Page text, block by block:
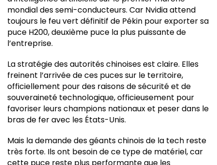
mondial des semi-conducteurs. Car Nvidia attend
toujours le feu vert définitif de Pékin pour exporter sa
puce H200, deuxième puce la plus puissante de
l’entreprise.
La stratégie des autorités chinoises est claire. Elles
freinent l’arrivée de ces puces sur le territoire,
officiellement pour des raisons de sécurité et de
souveraineté technologique, officieusement pour
favoriser leurs champions nationaux et peser dans le
bras de fer avec les États-Unis.
Mais la demande des géants chinois de la tech reste
très forte. Ils ont besoin de ce type de matériel, car
cette puce reste plus performante que les